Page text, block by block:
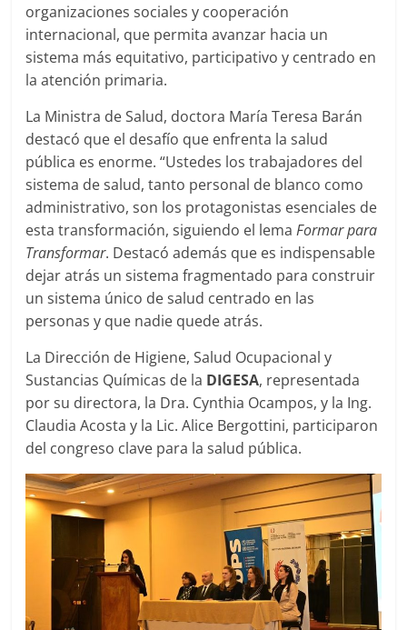
organizaciones sociales y cooperación
internacional, que permita avanzar hacia un
sistema más equitativo, participativo y centrado en
la atención primaria.
La Ministra de Salud, doctora María Teresa Barán
destacó que el desafío que enfrenta la salud
pública es enorme. “Ustedes los trabajadores del
sistema de salud, tanto personal de blanco como
administrativo, son los protagonistas esenciales de
esta transformación, siguiendo el lemaFormar para
Transformar. Destacó además que es indispensable
dejar atrás un sistema fragmentado para construir
un sistema único de salud centrado en las
personas y que nadie quede atrás.
La Dirección de Higiene, Salud Ocupacional y
Sustancias Químicas de la DIGESA, representada
por su directora, la Dra. Cynthia Ocampos, y la Ing.
Claudia Acosta y la Lic. Alice Bergottini, participaron
del congreso clave para la salud pública.